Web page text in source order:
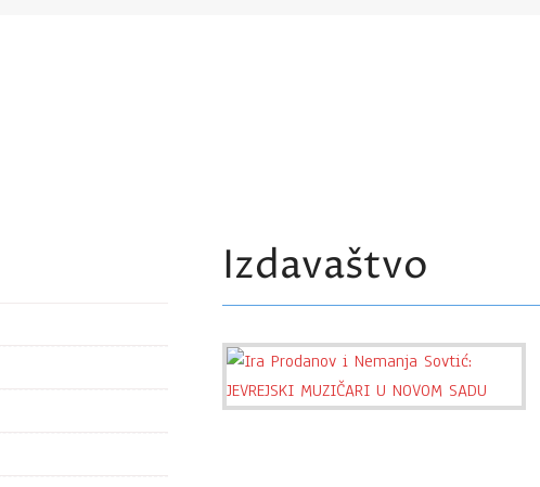
Izdavaštvo